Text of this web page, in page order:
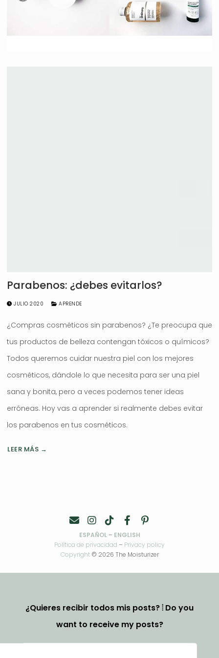
Parabenos: ¿debes evitarlos?
JULIO 2020 APRENDE
¿Compras cosméticos sin parabenos? ¿Te preocupa que
tus productos de belleza contengan tóxicos o químicos?
Todos queremos cuidar nuestra piel con los mejores
cosméticos, dándole lo que necesita para ser una piel
sana y bonita, pero a veces podemos tener ideas
erróneas. Hoy vas a aprender si realmente debes evitar
los parabenos en tus cosméticos.
LEER MÁS →
ESPAÑOL– ENGLISH
Política de privacidad – Privacy policy
Copyright© 2026 The Moisturizer
¿Quieres recibir todos mis posts? ⦙ Do you
want to receive my posts?